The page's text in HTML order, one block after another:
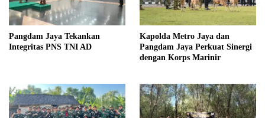
Pangdam Jaya Tekankan
Integritas PNS TNI AD
Kapolda Metro Jaya dan
Pangdam Jaya Perkuat Sinergi
dengan Korps Marinir